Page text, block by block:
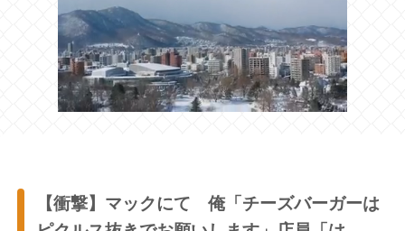
【衝撃】マックにて 俺「チーズバーガーは